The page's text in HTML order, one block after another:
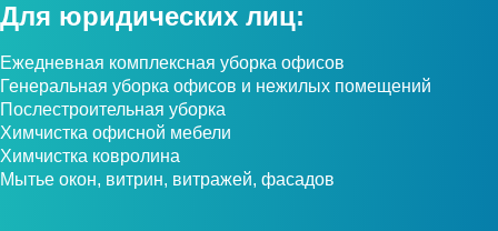
Для юридических лиц:
Ежедневная комплексная уборка офисов
Генеральная уборка офисов и нежилых помещений
Послестроительная уборка
Химчистка офисной мебели
Химчистка ковролина
Мытье окон, витрин, витражей, фасадов